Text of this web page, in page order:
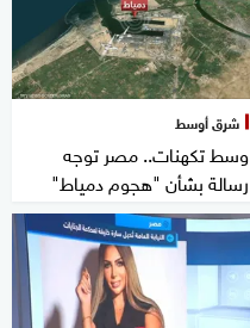
شرق أوسط
وسط تكهنات.. مصر توجه
رسالة بشأن "هجوم دمياط"